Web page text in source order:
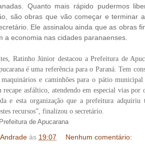
Quanto mais rápido pudermos
são obras que vão começar e terminar
Ele assinalou ainda que as obras
a economia nas cidades paranaenses.
Ratinho Júnior destacou a Prefeitura de
é uma referência para o Paraná. Tem
e caminhões para o pátio
asfáltico, atendendo em especial vias por
e esta organização que a prefeitura
recursos”, finalizou o secretário.
de Apucarana
às 19:07 Nenhum comentário: